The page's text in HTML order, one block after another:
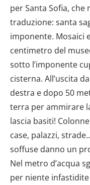
per Santa Sofia, che
traduzione: santa
imponente. Mosaici
centimetro del
sotto l’imponente
cisterna. All’uscita
destra e dopo 50
terra per ammirare
lascia basiti!
case, palazzi,
soffuse danno un
Nel metro d’acqua
per niente